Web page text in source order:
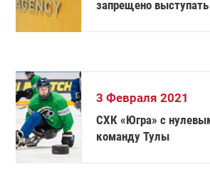
запрещено
3 Февраля 2021
СХК «Югра» с
команду Тулы